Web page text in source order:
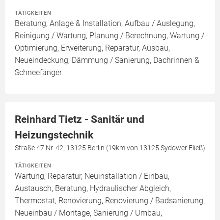
TÄTIGKEITEN
Beratung, Anlage & Installation, Aufbau / Auslegung,
Reinigung / Wartung, Planung / Berechnung, Wartung /
Optimierung, Erweiterung, Reparatur, Ausbau,
Neueindeckung, Dämmung / Sanierung, Dachrinnen &
Schneefänger
Reinhard Tietz - Sanitär und
Heizungstechnik
Straße 47 Nr. 42, 13125 Berlin (19km von 13125 Sydower Fließ)
TÄTIGKEITEN
Wartung, Reparatur, Neuinstallation / Einbau,
Austausch, Beratung, Hydraulischer Abgleich,
Thermostat, Renovierung, Renovierung / Badsanierung,
Neueinbau / Montage, Sanierung / Umbau,